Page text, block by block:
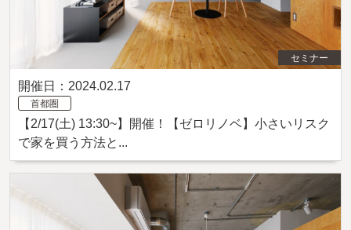
セミナー
開催日：2024.02.17
首都圏
【2/17(土) 13:30~】開催！【ゼロリノベ】小さいリスク
で家を買う方法と...